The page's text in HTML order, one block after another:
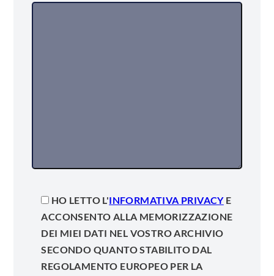
HO LETTO L'INFORMATIVA PRIVACYE
ACCONSENTO ALLA MEMORIZZAZIONE
DEI MIEI DATI NEL VOSTRO ARCHIVIO
SECONDO QUANTO STABILITO DAL
REGOLAMENTO EUROPEO PER LA